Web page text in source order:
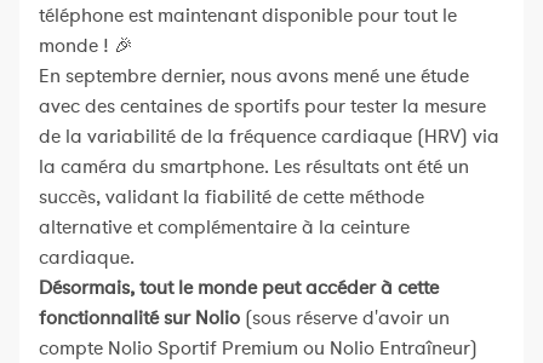
téléphone est maintenant disponible pour tout le
monde ! 🎉
En septembre dernier, nous avons mené une étude
avec des centaines de sportifs pour tester la mesure
de la variabilité de la fréquence cardiaque (HRV) via
la caméra du smartphone. Les résultats ont été un
succès, validant la fiabilité de cette méthode
alternative et complémentaire à la ceinture
cardiaque.
Désormais, tout le monde peut accéder à cette
fonctionnalité sur Nolio (sous réserve d'avoir un
compte Nolio Sportif Premium ou Nolio Entraîneur)